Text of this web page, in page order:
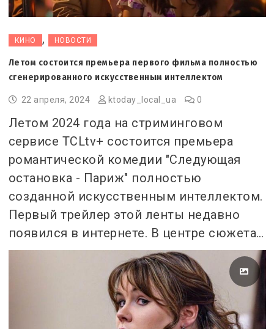
КИНО , НОВОСТИ
Летом состоится премьера первого фильма полностью
сгенерированного искусственным интеллектом
22 апреля, 2024 ktoday_local_ua 0
Летом 2024 года на стриминговом
сервисе TCLtv+ состоится премьера
романтической комедии "Следующая
остановка - Париж" полностью
созданной искусственным интеллектом.
Первый трейлер этой ленты недавно
появился в интернете. В центре сюжета…